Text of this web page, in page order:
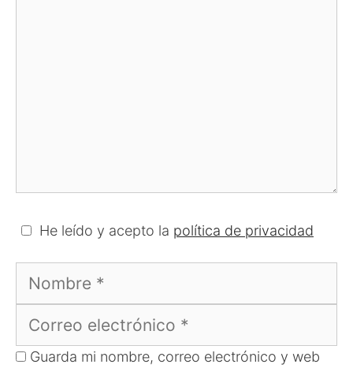
He leído y acepto la política de privacidad
electrónico
Guarda mi nombre, correo electrónico y web